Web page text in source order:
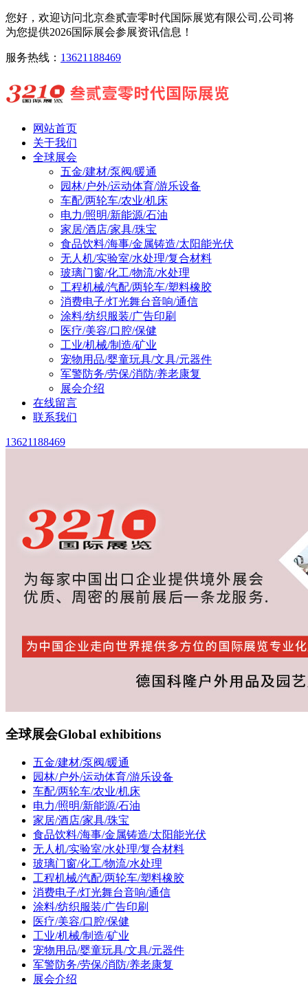
您好，欢迎访问北京叁贰壹零时代国际展览有限公司,公司将
为您提供2026国际展会参展资讯信息！
服务热线： 13621188469
网站首页
关于我们
全球展会
五金/建材/泵阀/暖通
园林/户外/运动体育/游乐设备
车配/两轮车/农业/机床
电力/照明/新能源/石油
家居/酒店/家具/珠宝
食品饮料/海事/金属铸造/太阳能光伏
无人机/实验室/水处理/复合材料
玻璃门窗/化工/物流/水处理
工程机械/汽配/两轮车/塑料橡胶
消费电子/灯光舞台音响/通信
涂料/纺织服装/广告印刷
医疗/美容/口腔/保健
工业/机械/制造/矿业
宠物用品/婴童玩具/文具/元器件
军警防务/劳保/消防/养老康复
展会介绍
在线留言
联系我们
13621188469
全球展会Global exhibitions
五金/建材/泵阀/暖通
园林/户外/运动体育/游乐设备
车配/两轮车/农业/机床
电力/照明/新能源/石油
家居/酒店/家具/珠宝
食品饮料/海事/金属铸造/太阳能光伏
无人机/实验室/水处理/复合材料
玻璃门窗/化工/物流/水处理
工程机械/汽配/两轮车/塑料橡胶
消费电子/灯光舞台音响/通信
涂料/纺织服装/广告印刷
医疗/美容/口腔/保健
工业/机械/制造/矿业
宠物用品/婴童玩具/文具/元器件
军警防务/劳保/消防/养老康复
展会介绍